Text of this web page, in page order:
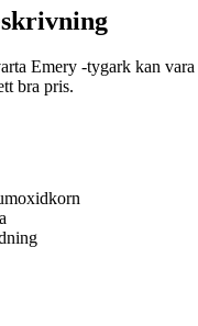
Emery -tygark kan
bra pris.